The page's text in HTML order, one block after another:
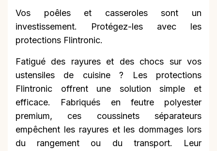
Vos poêles et casseroles sont un
investissement. Protégez-les avec les
protections Flintronic.
Fatigué des rayures et des chocs sur vos
ustensiles de cuisine ? Les protections
Flintronic offrent une solution simple et
efficace. Fabriqués en feutre polyester
premium, ces coussinets séparateurs
empêchent les rayures et les dommages lors
du rangement ou du transport. Leur